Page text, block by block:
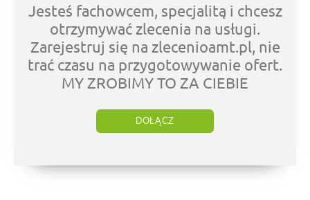
Jesteś fachowcem, specjalitą i chcesz
otrzymywać zlecenia na usługi.
Zarejestruj się na zlecenioamt.pl, nie
trać czasu na przygotowywanie ofert.
MY ZROBIMY TO ZA CIEBIE
DOŁĄCZ